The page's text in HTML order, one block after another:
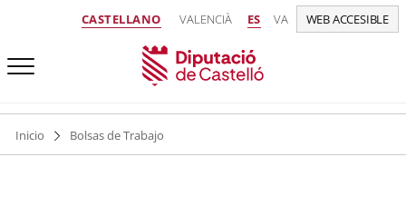
CASTELLANO VALENCIÀ ES VA WEB ACCESIBLE
Inicio Bolsas de Trabajo